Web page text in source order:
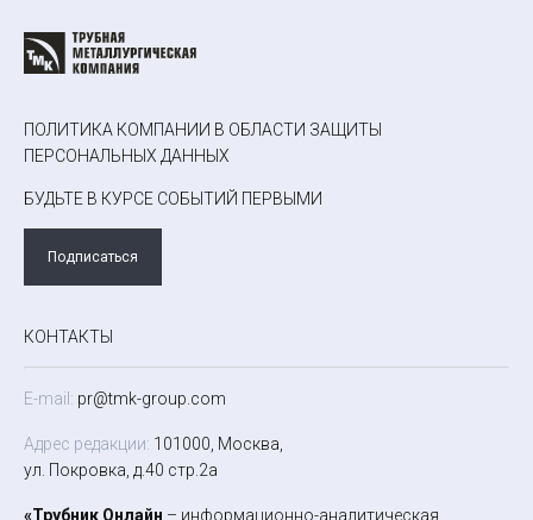
ПОЛИТИКА КОМПАНИИ В ОБЛАСТИ ЗАЩИТЫ
ПЕРСОНАЛЬНЫХ ДАННЫХ
БУДЬТЕ В КУРСЕ СОБЫТИЙ ПЕРВЫМИ
Подписаться
КОНТАКТЫ
E-mail: pr@tmk-group.com
Адрес редакции: 101000, Москва,
ул. Покровка, д.40 стр.2а
«Трубник Онлайн – информационно-аналитическая